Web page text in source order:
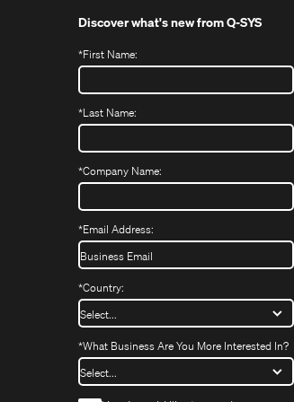
Discover what's new fromQ-SYS
*First Name:
*Last Name:
*Company Name:
*Email Address:
*Country:
*What Business Are You More Interested In?